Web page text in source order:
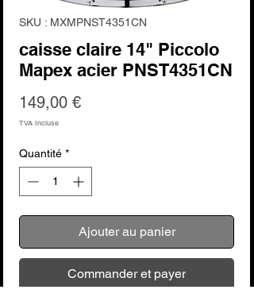
SKU : MXMPNST4351CN
caisse claire 14" Piccolo
Mapex acier PNST4351CN
149,00 €Prix
TVA Incluse
Quantité *
Ajouter au panier
Commander et payer